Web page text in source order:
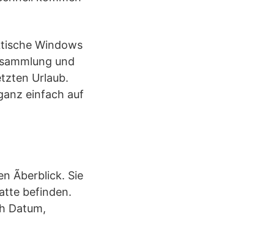
Windows
und
Urlaub.
einfach auf
Ãberblick. Sie
befinden.
Datum,